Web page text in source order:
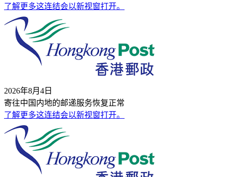
了解更多这连结会以新视窗打开。
2026年8月4日
寄往中国内地的邮递服务恢复正常
了解更多这连结会以新视窗打开。